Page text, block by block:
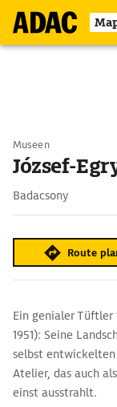
Museen
József-
Badacsony
Route
Ein genialer Tüftler
1951): Seine
selbst entwickelten
Atelier, das auch
einst ausstrahlt.